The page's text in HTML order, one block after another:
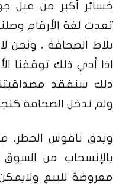
خسائر أكبر من قبل
تعدت لغة الأرقام
بلاط الصحافة ، ونحن
اذا أدي ذلك توقفنا
ذلك سنفقد
ولم ندخل الصحافة
ويدق ناقوس الخطر،
بالإنسحاب من
معروضة للبيع